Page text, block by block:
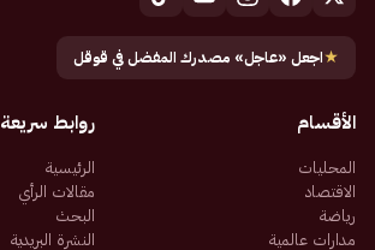
★اجعل «عاجل» مصدرك المفضل في قوقل
الأقسام
المحليات
الاقتصاد
رياضة
مدارات عالمية
روابط سريعة
الرئيسية
مقالات الرأي
البحث
النشرة البريدية